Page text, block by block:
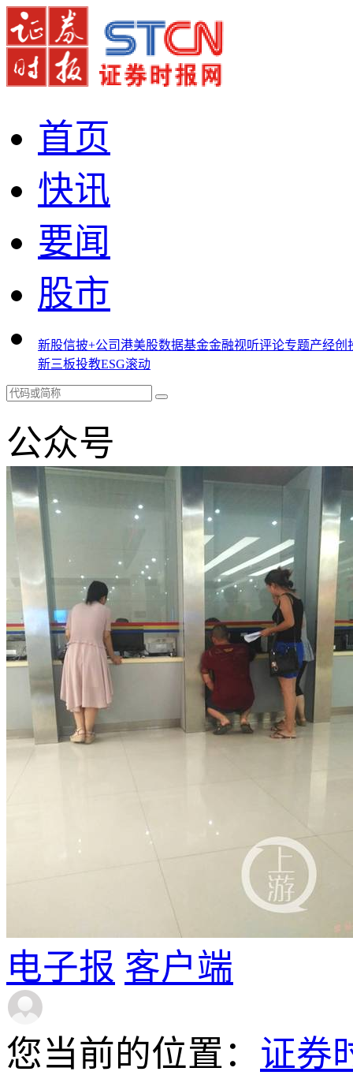
首页
快讯
要闻
股市
新股信披+公司港美股数据基金金融视听评论专题产经创
新三板投教ESG滚动
公众号
电子报 客户端
您当前的位置： 证券